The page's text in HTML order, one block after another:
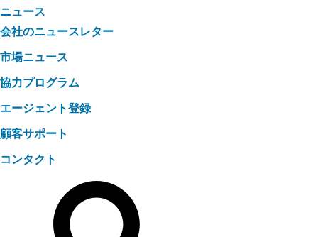
ニュース
会社のニュースレター
市場ニュース
協力プログラム
エージェント登録
顧客サポート
コンタクト